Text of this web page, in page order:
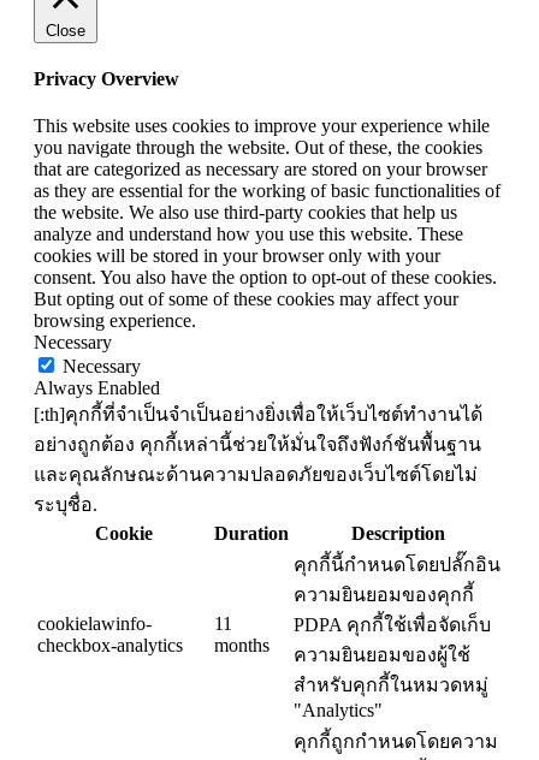
Close
Privacy Overview
This website uses cookies to improve your experience while
you navigate through the website. Out of these, the cookies
that are categorized as necessary are stored on your browser
as they are essential for the working of basic functionalities of
the website. We also use third-party cookies that help us
analyze and understand how you use this website. These
cookies will be stored in your browser only with your
consent. You also have the option to opt-out of these cookies.
But opting out of some of these cookies may affect your
browsing experience.
Necessary
Necessary
Always Enabled
[:th]คุกกี้ที่จำเป็นจำเป็นอย่างยิ่งเพื่อให้เว็บไซต์ทำงานได้
อย่างถูกต้อง คุกกี้เหล่านี้ช่วยให้มั่นใจถึงฟังก์ชันพื้นฐาน
และคุณลักษณะด้านความปลอดภัยของเว็บไซต์โดยไม่
ระบุชื่อ.
Cookie
Duration Description
cookielawinfo-
checkbox-analytics
11
months
คุกกี้นี้กำหนดโดยปลั๊กอิน
ความยินยอมของคุกกี้
PDPA คุกกี้ใช้เพื่อจัดเก็บ
ความยินยอมของผู้ใช้
สำหรับคุกกี้ในหมวดหมู่
"Analytics"
คุกกี้ถูกกำหนดโดยความ